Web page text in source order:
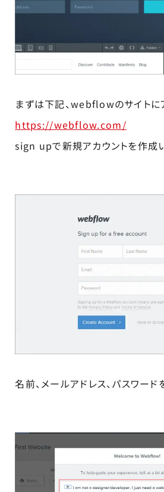
まずは下記、webflowのサイトに
https://webflow.com/
sign upで新規アカウントを作成
名前、メールアドレス、パスワード